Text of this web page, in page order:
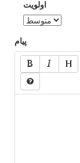
اولویت
پیام